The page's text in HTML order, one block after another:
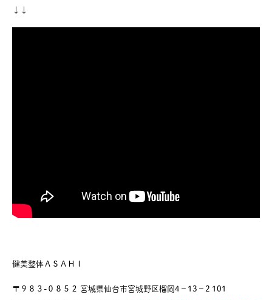
↓↓
健美整体ＡＳＡＨＩ
〒９８３-０８５２ 宮城県仙台市宮城野区榴岡4−13−2 101